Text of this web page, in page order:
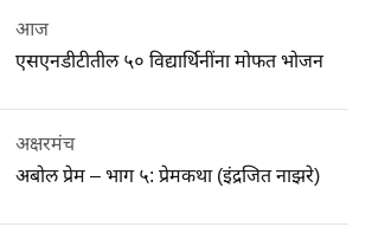
आज
एसएनडीटीतील ५० विद्यार्थिनींना मोफत भोजन
अक्षरमंच
अबोल प्रेम – भाग ५: प्रेमकथा (इंद्रजित नाझरे)